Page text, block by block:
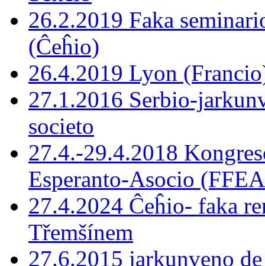
26.2.2019 Faka
(Ĉeĥio)
26.4.2019 Lyon
27.1.2016 Serbio-
societo
27.4.-29.4.2018
Esperanto-Asocio (FFEA
27.4.2024 Ĉeĥio- faka
Třemšínem
27.6.2015 jarkunveno